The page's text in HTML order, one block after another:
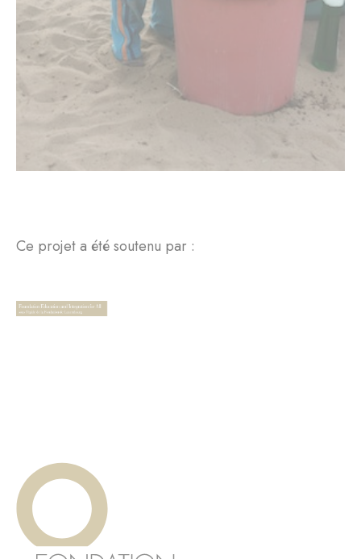
Ce projet a été soutenu par :